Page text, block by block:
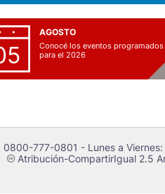
AGOSTO
Conocé los eventos programados
para el 2026
0800-777-0801 - Lunes a
cAtribución-CompartirIgual 2.5